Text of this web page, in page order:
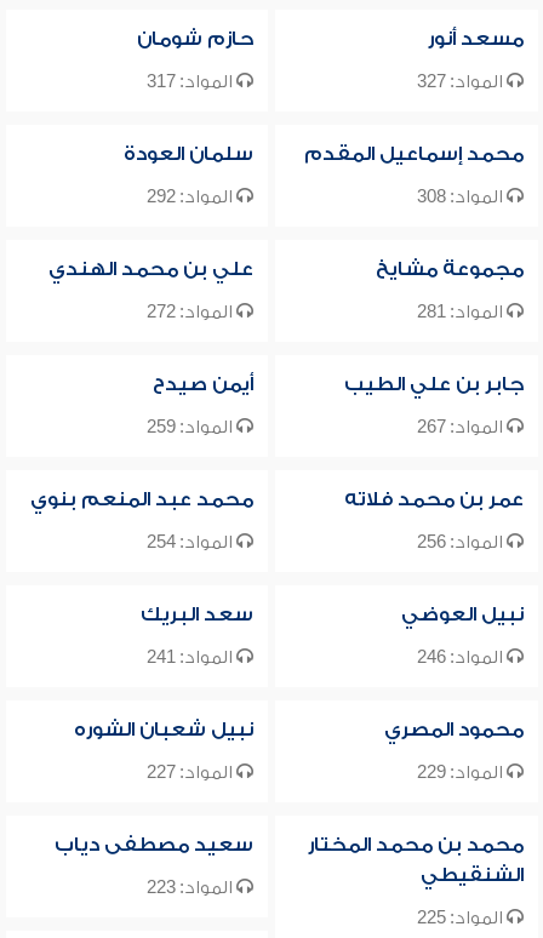
مسعد أنور
المواد: 327
حازم شومان
المواد: 317
محمد إسماعيل المقدم
المواد: 308
سلمان العودة
المواد: 292
مجموعة مشايخ
المواد: 281
علي بن محمد الهندي
المواد: 272
جابر بن علي الطيب
المواد: 267
أيمن صيدح
المواد: 259
عمر بن محمد فلاته
المواد: 256
محمد عبد المنعم بنوي
المواد: 254
نبيل العوضي
المواد: 246
سعد البريك
المواد: 241
محمود المصري
المواد: 229
نبيل شعبان الشوره
المواد: 227
محمد بن محمد المختار
الشنقيطي
المواد: 225
سعيد مصطفى دياب
المواد: 223